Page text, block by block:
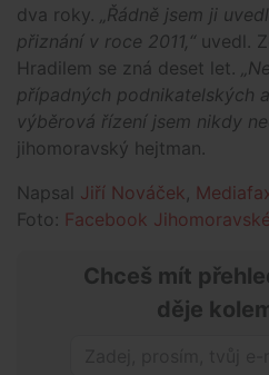
dva roky.
„Řádně jsem ji
přiznání v roce 2011,“ uvedl.
Hradilem se zná deset let.
případných podnikatelských
výběrová řízení jsem nikdy
jihomoravský hejtman.
Napsal Jiří Nováček
Foto: Facebook
Chceš mít
děje